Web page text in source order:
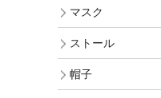
マスク
ストール
帽子